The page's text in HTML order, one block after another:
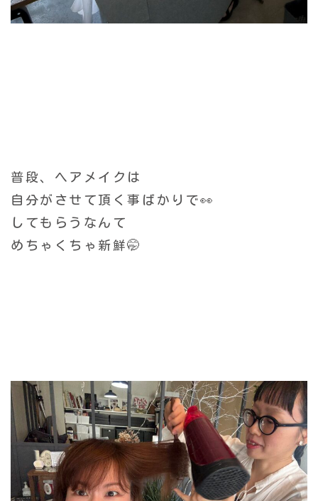
普段、ヘアメイクは
自分がさせて頂く事ばかりで👀
してもらうなんて
めちゃくちゃ新鮮🤭